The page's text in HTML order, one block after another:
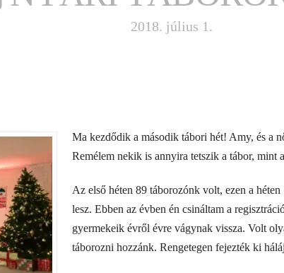
2018. július 1.
Ma kezdődik a második tábori hét! Amy, és a
Remélem nekik is annyira tetszik a tábor, mint
Az első héten 89 táborozónk volt, ezen a
lesz. Ebben az évben én csináltam a
gyermekeik évről évre vágynak vissza. Volt
táborozni hozzánk. Rengetegen fejezték ki